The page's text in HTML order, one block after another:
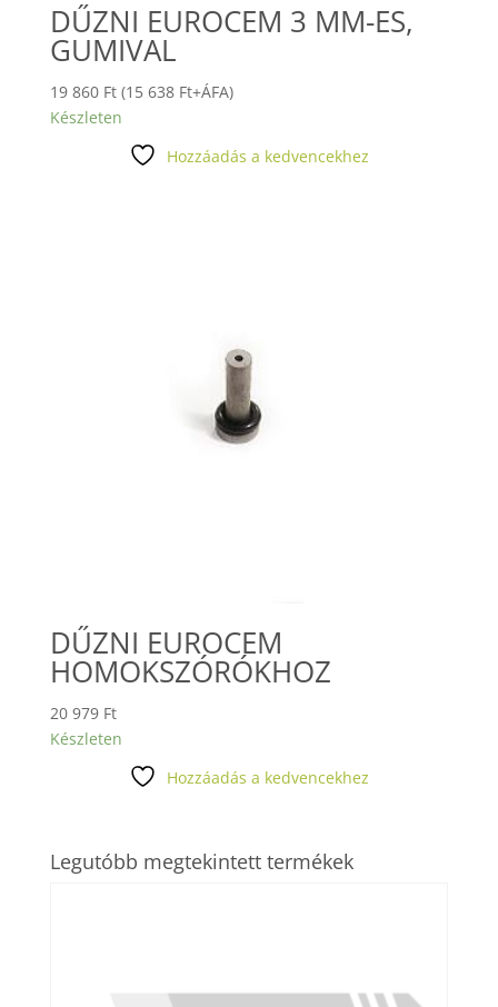
DŰZNI EUROCEM 3 MM-ES,
GUMIVAL
19 860 Ft (15 638 Ft+ÁFA)
Készleten
Hozzáadás a kedvencekhez
DŰZNI EUROCEM
HOMOKSZÓRÓKHOZ
20 979 Ft
Készleten
Hozzáadás a kedvencekhez
Legutóbb megtekintett termékek